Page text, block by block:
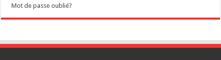
Mot de passe oublié?